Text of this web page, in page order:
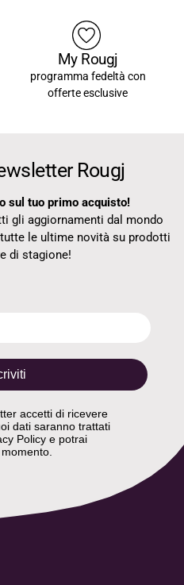
My Rougj
programma fedeltà con
offerte esclusive
Rougj
sul tuo primo acquisto!
gli aggiornamenti dal mondo
le ultime novità su prodotti
di stagione!
accetti di ricevere
dati saranno trattati
Policy e potrai